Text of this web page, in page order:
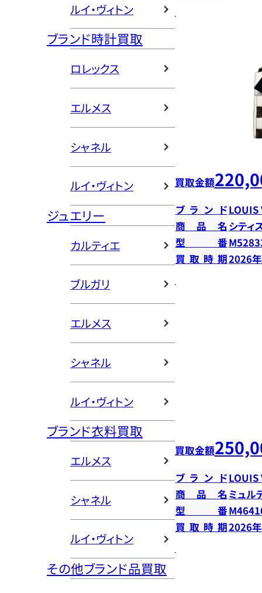
ルイ・ヴィトン
ブランド時計買取
ロレックス
エルメス
シャネル
ルイ・ヴィトン
ジュエリー
カルティエ
ブルガリ
エルメス
シャネル
ルイ・ヴィトン
ブランド衣料買取
エルメス
シャネル
ルイ・ヴィトン
その他ブランド品買取
買取金額
ブランドLOUIS
商品名 シティ
型番
買取時期2026
買取金額
ブランドLOUIS
商品名 ミュル
型番
買取時期2026